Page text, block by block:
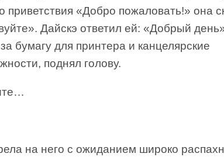
приветствия «Добро пожаловать!» она
Дайскэ ответил ей: «Добрый
бумагу для принтера и канцелярские
поднял голову.
на него с ожиданием широко